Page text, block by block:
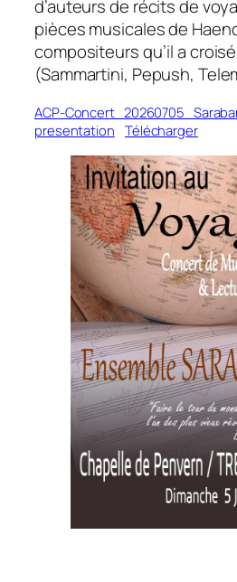
d’auteurs de récits de
pièces musicales de
compositeurs qu’il a
(Sammartini, Pepush,
ACP-
presentation Télécharger